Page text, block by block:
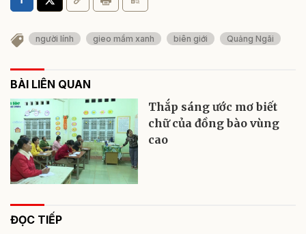
người lính gieo mầm xanh biên giới Quảng Ngãi
BÀI LIÊN QUAN
Thắp sáng ước mơ biết
chữ của đồng bào vùng
cao
ĐỌC TIẾP